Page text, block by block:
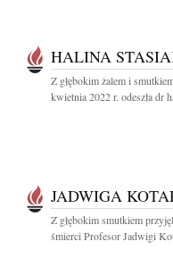
HALINA
Z głębokim żalem i
kwietnia 2022 r. odeszła dr
JADWIGA
Z głębokim smutkiem
śmierci Profesor Jadwigi